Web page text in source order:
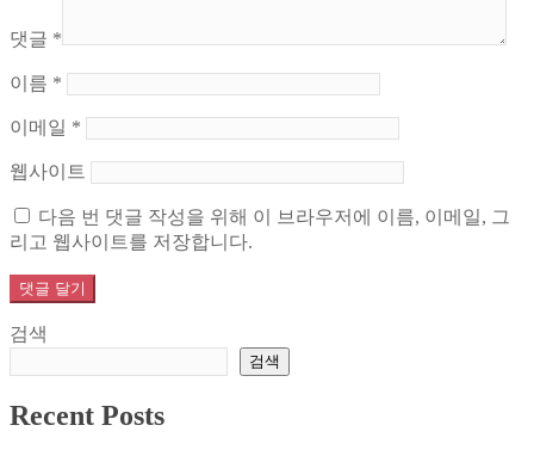
댓글 *
이름 *
이메일 *
웹사이트
다음 번 댓글 작성을 위해 이 브라우저에 이름, 이메일, 그
리고 웹사이트를 저장합니다.
검색
검색
Recent Posts